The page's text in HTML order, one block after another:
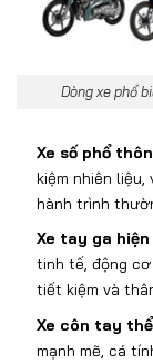
Dòng xe phổ
Xe số phổ th
kiệm nhiên liệu,
hành trình thư
Xe tay ga
tinh tế,động c
tiết kiệm và
Xe côn tay th
mạnh mẽ, cá